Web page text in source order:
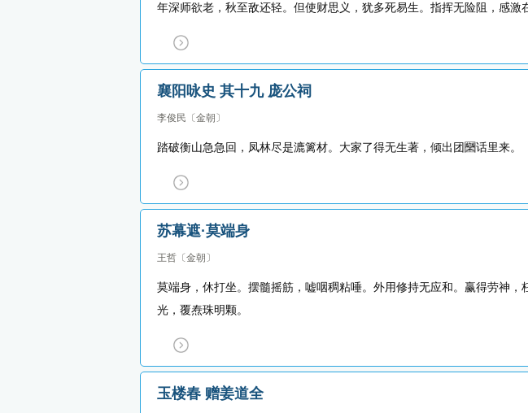
年深师欲老，秋至敌还轻。但使财思义，犹多死易生。指挥无险阻，感激
襄阳咏史 其十九 庞公祠
李俊民 〔金朝〕
踏破衡山急急回，凤林尽是漉篱材。大家了得无生著，倾出团圞话里来。
苏幕遮·莫端身
王哲 〔金朝〕
莫端身，休打坐。摆髓摇筋，嘘咽稠粘唾。外用修持无应和。赢得劳神
光，覆焘珠明颗。
玉楼春 赠姜道全